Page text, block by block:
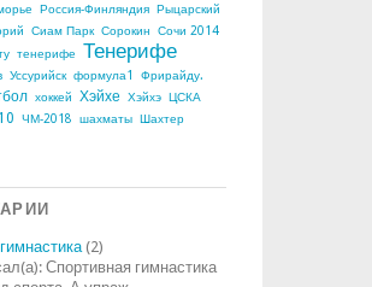
Россия-Финляндия Рыцарский
Сиам Парк Сорокин
Сочи 2014
тенерифе Тенерифе
Уссурийск формула1 Фрирайду.
хоккей Хэйхе Хэйхэ ЦСКА
ЧМ-2018 шахматы Шахтер
(2)
Спортивная гимнастика